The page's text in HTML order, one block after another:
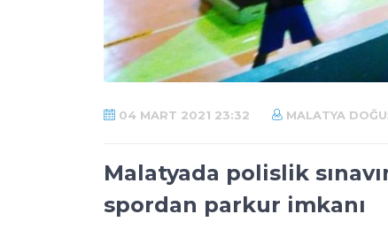
04 MART 2021 23:32 MALATYA
Malatyada polislik
spordan parkur imkanı